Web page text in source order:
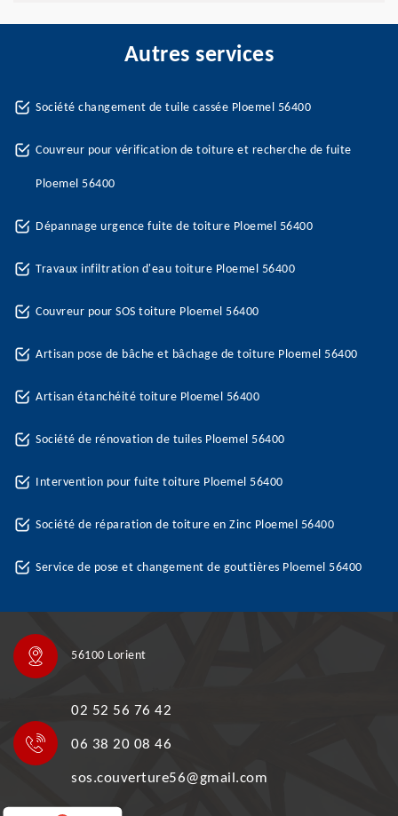
Autres services
Société changement de tuile cassée Ploemel 56400
Couvreur pour vérification de toiture et recherche de fuite
Ploemel 56400
Dépannage urgence fuite de toiture Ploemel 56400
Travaux infiltration d'eau toiture Ploemel 56400
Couvreur pour SOS toiture Ploemel 56400
Artisan pose de bâche et bâchage de toiture Ploemel 56400
Artisan étanchéité toiture Ploemel 56400
Société de rénovation de tuiles Ploemel 56400
Intervention pour fuite toiture Ploemel 56400
Société de réparation de toiture en Zinc Ploemel 56400
Service de pose et changement de gouttières Ploemel 56400
56100 Lorient
02 52 56 76 42
06 38 20 08 46
sos.couverture56@gmail.com